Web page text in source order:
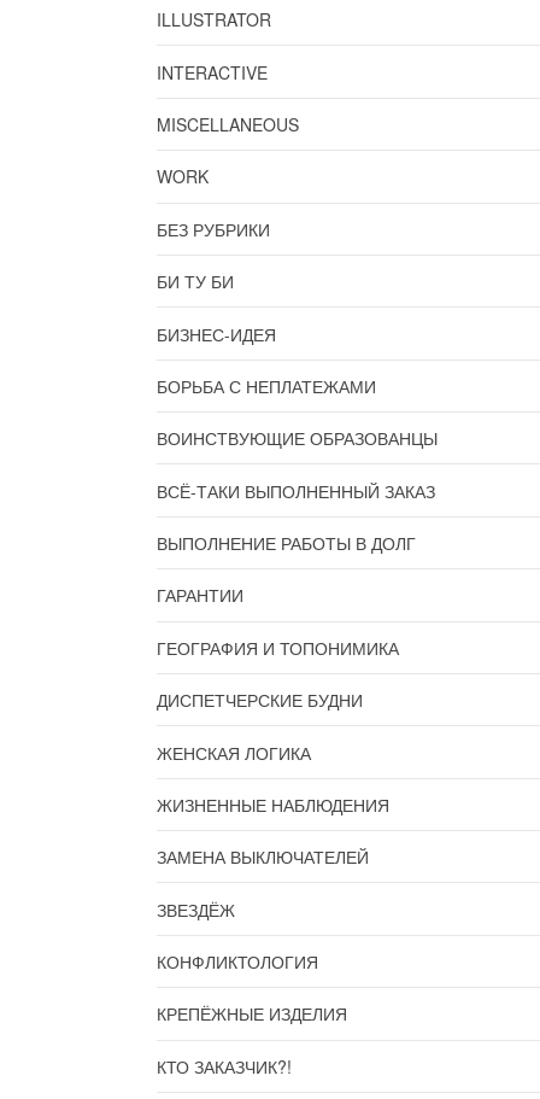
ILLUSTRATOR
INTERACTIVE
MISCELLANEOUS
WORK
БЕЗ РУБРИКИ
БИ ТУ БИ
БИЗНЕС-ИДЕЯ
БОРЬБА С НЕПЛАТЕЖАМИ
ВОИНСТВУЮЩИЕ ОБРАЗОВАНЦЫ
ВСЁ-ТАКИ ВЫПОЛНЕННЫЙ ЗАКАЗ
ВЫПОЛНЕНИЕ РАБОТЫ В ДОЛГ
ГАРАНТИИ
ГЕОГРАФИЯ И ТОПОНИМИКА
ДИСПЕТЧЕРСКИЕ БУДНИ
ЖЕНСКАЯ ЛОГИКА
ЖИЗНЕННЫЕ НАБЛЮДЕНИЯ
ЗАМЕНА ВЫКЛЮЧАТЕЛЕЙ
ЗВЕЗДЁЖ
КОНФЛИКТОЛОГИЯ
КРЕПЁЖНЫЕ ИЗДЕЛИЯ
КТО ЗАКАЗЧИК?!